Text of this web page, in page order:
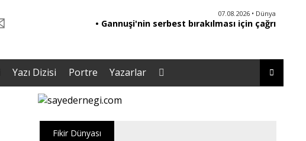
07.08.2026 • Dünya
• Gannuşi'nin serbest bırakılması için çağrı
06.08.2026 • Yorum - Analiz
• Ebeveynliğin Kalbi: Duygusal Zekâ ile Çocuk
Yazı Dizisi Portre Yazarlar
Fikir Dünyası